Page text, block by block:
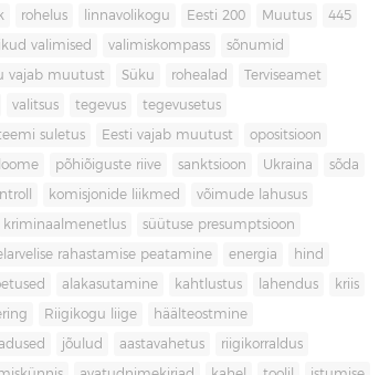
rohelus linnavolikogu Eesti 200 Muutus 445
valimised valimiskompass sõnumid
vajab muutust Süku rohealad Terviseamet
valitsus tegevus tegevusetus
suletus Eesti vajab muutust opositsioon
põhiõiguste riive sanktsioon Ukraina sõda
komisjonide liikmed võimude lahusus
kriminaalmenetlus süütuse presumptsioon
rahastamise peatamine energia hind
alakasutamine kahtlustus lahendus kriis
Riigikogu liige häälteostmine
jõulud aastavahetus riigikorraldus